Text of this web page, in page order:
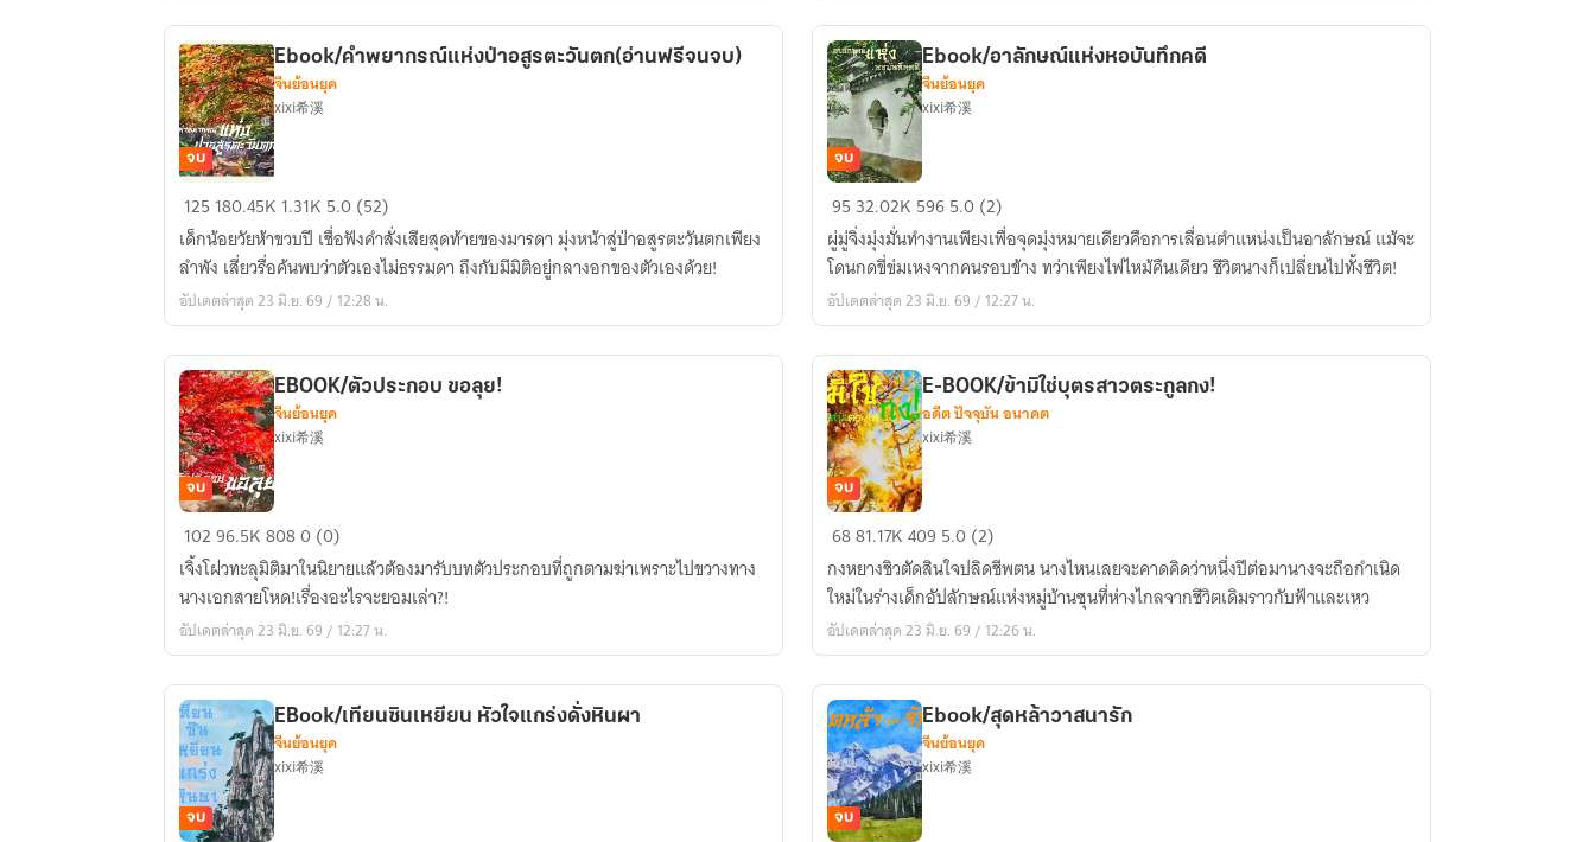
ได้
กลับ
บ้าน?!
สุข
กับ
นางใน
ดวงใจ
นะ
เจ้า
คะ
สามี!
Ebook/
คำ
พยากรณ์
แห่ง
ป่า
ตะวัน
ตก(อ่าน
ฟรี
จนจบ)
จบ
Ebook/คำพยากรณ์แห่งป่าอสูรตะวันตก(อ่านฟรีจนจบ)
จีนย้อนยุค
xixi希溪
125 180.45K 1.31K 5.0 (52)
เด็กน้อยวัยห้าขวบปี เชื่อฟังคำสั่งเสียสุดท้ายของมารดา มุ่งหน้าสู่ป่าอสูรตะวันตกเพียง
ลำพัง เสี่ยวรื่อค้นพบว่าตัวเองไม่ธรรมดา ถึงกับมีมิติอยู่กลางอกของตัวเองด้วย!
อัปเดตล่าสุด 23 มิ.ย. 69 / 12:28 น.
Ebook/
อาลักษณ์
แห่ง
หอ
บันทึก
จบ
Ebook/อาลักษณ์แห่งหอบันทึกคดี
จีนย้อนยุค
xixi希溪
95 32.02K 5965.0 (2)
ผู่มู่จิ่งมุ่งมั่นทำงานเพียงเพื่อจุดมุ่งหมายเดียวคือการเลื่อนตำแหน่งเป็นอาลักษณ์ แม้จะ
โดนกดขี่ข่มเหงจากคนรอบข้าง ทว่าเพียงไฟไหม้คืนเดียว ชีวิตนางก็เปลี่ยนไปทั้งชีวิต!
อัปเดตล่าสุด 23 มิ.ย. 69 / 12:27 น.
EBOOK/
ตัวประกอบ
ขอ
ลุย!
จบ
EBOOK/ตัวประกอบ ขอลุย!
จีนย้อนยุค
xixi希溪
10296.5K8080 (0)
เจิ้งโฝวทะลุมิติมาในนิยายแล้วต้องมารับบทตัวประกอบที่ถูกตามฆ่าเพราะไปขวางทาง
นางเอกสายโหด!เรื่องอะไรจะยอมเล่า?!
อัปเดตล่าสุด 23 มิ.ย. 69 / 12:27 น.
E-
BOOK/
ข้า
มิใช่
บุตร
ตระกูล
กง!
จบ
E-BOOK/ข้ามิใช่บุตรสาวตระกูลกง!
อดีต ปัจจุบัน อนาคต
xixi希溪
6881.17K409 5.0 (2)
กงหยางชิวตัดสินใจปลิดชีพตน นางไหนเลยจะคาดคิดว่าหนึ่งปีต่อมานางจะถือกำเนิด
ใหม่ในร่างเด็กอัปลักษณ์แห่งหมู่บ้านซุนที่ห่างไกลจากชีวิตเดิมราวกับฟ้าและเหว
อัปเดตล่าสุด 23 มิ.ย. 69 / 12:26 น.
จบ
EBook/เทียนซินเหยียน หัวใจแกร่งดั่งหินผา
จีนย้อนยุค
xixi希溪
จบ
Ebook/สุดหล้าวาสนารัก
จีนย้อนยุค
xixi希溪